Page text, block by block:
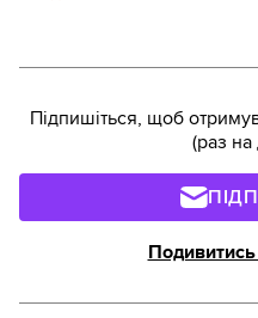
Підпишіться, щоб
(раз на